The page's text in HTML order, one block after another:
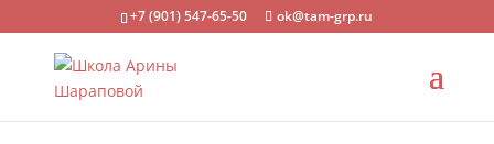
+7 (901) 547-65-50 ok@tam-grp.ru